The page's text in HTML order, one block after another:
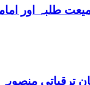
طلبہ اور